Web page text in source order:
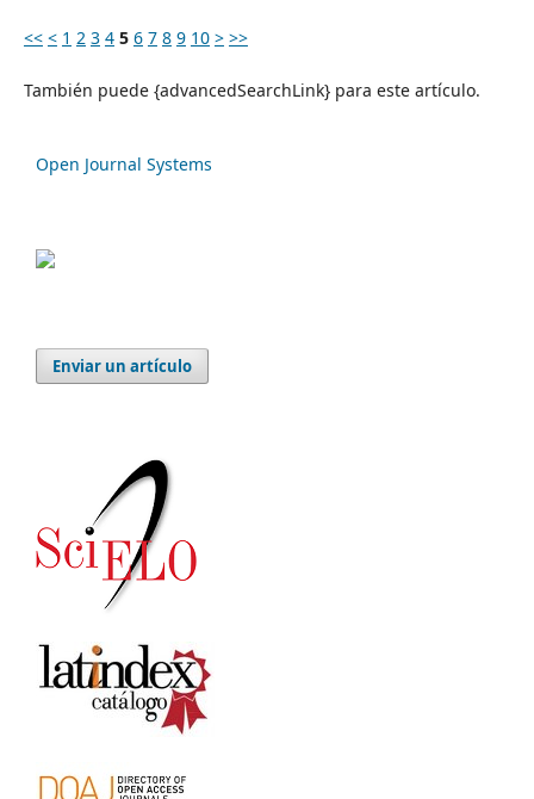
<< < 1 2 3 4 5 6 7 8 9 10 > >>
También puede {advancedSearchLink} para este artículo.
Open Journal Systems
Enviar un artículo